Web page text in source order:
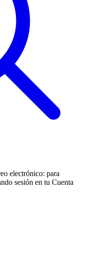
electrónico: para
sesión en tu Cuenta